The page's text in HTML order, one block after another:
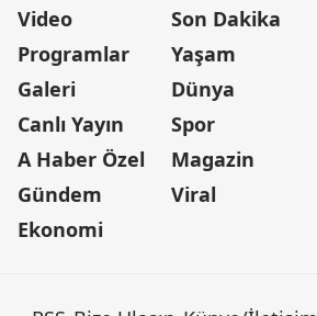
Video
Programlar
Galeri
Canlı Yayın
A Haber Özel
Gündem
Ekonomi
Son Dakika
Yaşam
Dünya
Spor
Magazin
Viral